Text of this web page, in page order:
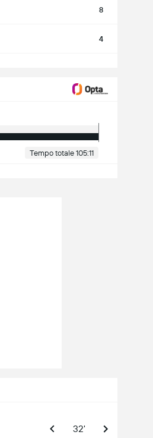
8
4
Tempo totale 105:11
32'